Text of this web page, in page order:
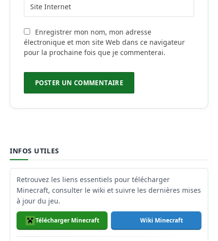
Enregistrer mon nom, mon adresse
électronique et mon site Web dans ce navigateur
pour la prochaine fois que je commenterai.
INFOS UTILES
Retrouvez les liens essentiels pour télécharger
Minecraft, consulter le wiki et suivre les dernières mises
à jour du jeu.
Télécharger Minecraft Wiki Minecraft